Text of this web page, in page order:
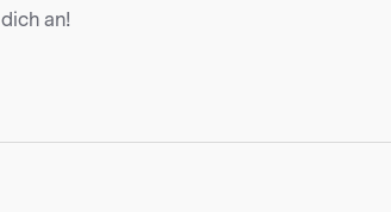
an!